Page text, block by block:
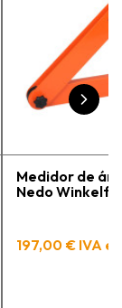
Medidor de
Nedo
197,00 € IVA